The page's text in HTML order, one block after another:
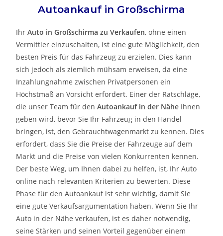
Autoankauf in Großschirma
IhrAuto inGroßschirmazuVerkaufen, ohne einen
Vermittler einzuschalten, ist eine gute Möglichkeit, den
besten Preis für das Fahrzeug zu erzielen. Dies kann
sich jedoch als ziemlich mühsam erweisen, da eine
Inzahlungnahme zwischen Privatpersonen ein
Höchstmaß an Vorsicht erfordert. Einer der Ratschläge,
die unser Team für denAutoankauf in der Nähe Ihnen
geben wird, bevor Sie Ihr Fahrzeug in den Handel
bringen, ist, den Gebrauchtwagenmarkt zu kennen. Dies
erfordert, dass Sie die Preise der Fahrzeuge auf dem
Markt und die Preise von vielen Konkurrenten kennen.
Der beste Weg, um Ihnen dabei zu helfen, ist, Ihr Auto
online nach relevanten Kriterien zu bewerten. Diese
Phase für den Autoankauf ist sehr wichtig, damit Sie
eine gute Verkaufsargumentation haben. Wenn Sie Ihr
Auto in der Nähe verkaufen, ist es daher notwendig,
seine Stärken und seinen Vorteil gegenüber einem